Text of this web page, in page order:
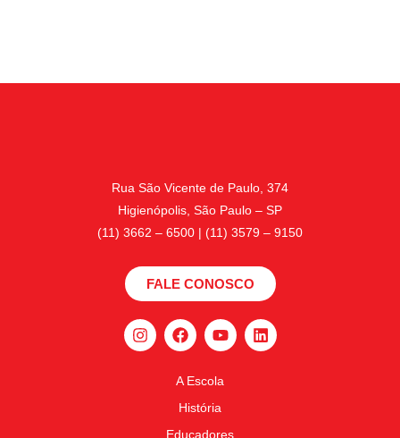
Rua São Vicente de Paulo, 374
Higienópolis, São Paulo – SP
(11) 3662 – 6500 | (11) 3579 – 9150
FALE CONOSCO
A Escola
História
Educadores